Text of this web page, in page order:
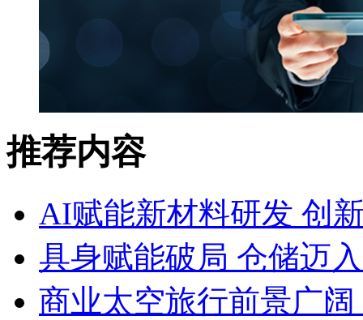
推荐内容
AI赋能新材料研发 创
具身赋能破局 仓储迈
商业太空旅行前景广